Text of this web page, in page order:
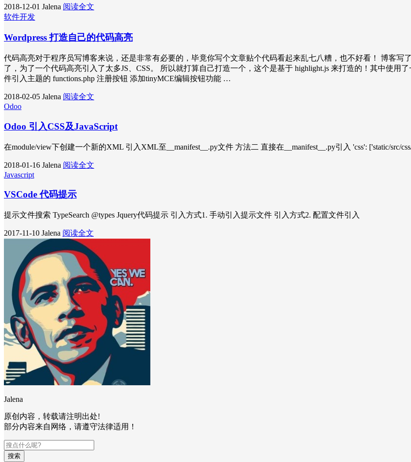
2018-12-01 Jalena 阅读全文
软件开发
Wordpress 打造自己的代码高亮
代码高亮对于程序员写博客来说，还是非常有必要的，毕竟你写个文章贴个代码看起来乱七八糟，也不好看！ 博客
了，为了一个代码高亮引入了太多JS、CSS。 所以就打算自己打造一个，这个是基于 highlight.js 来打造的！其中使用了
件引入主题的 functions.php 注册按钮 添加tinyMCE编辑按钮功能 …
2018-02-05 Jalena 阅读全文
Odoo
Odoo 引入CSS及JavaScript
在module/view下创建一个新的XML 引入XML至__manifest__.py文件 方法二 直接在__manifest__.py引入 'css': ['static/src/
2018-01-16 Jalena 阅读全文
Javascript
VSCode 代码提示
提示文件搜索 TypeSearch @types Jquery代码提示 引入方式1. 手动引入提示文件 引入方式2. 配置文件引入
2017-11-10 Jalena 阅读全文
Jalena
原创内容，转载请注明出处!
部分内容来自网络，请遵守法律适用！
搜索